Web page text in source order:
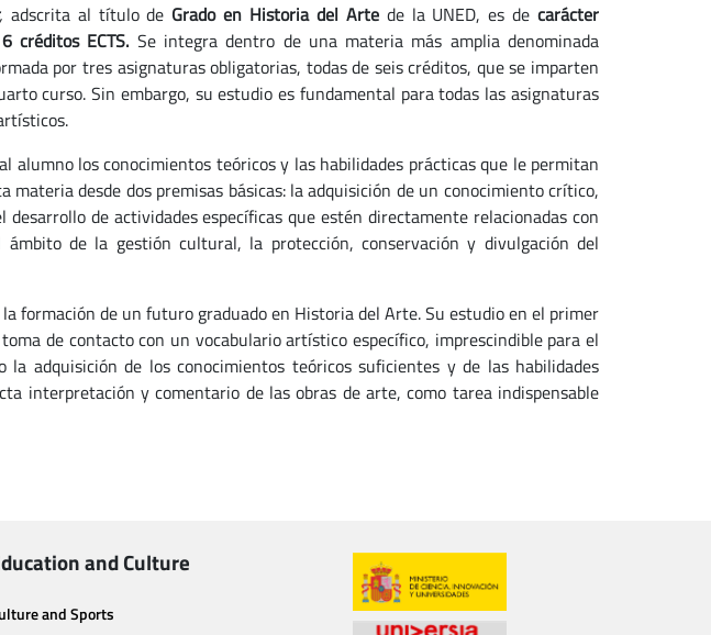
adscrita al título de Grado en Historia del Artede la UNED, es de carácter
6 créditos ECTS. Se integra dentro de una materia más amplia denominada
por tres asignaturas obligatorias, todas de seis créditos, que se imparten
curso. Sin embargo, su estudio es fundamental para todas las asignaturas
alumno los conocimientos teóricos y las habilidades prácticas que le permitan
desde dos premisas básicas: la adquisición de un conocimiento crítico,
de actividades específicas que estén directamente relacionadas con
de la gestión cultural, la protección, conservación y divulgación del
formación de un futuro graduado en Historia del Arte. Su estudio en el primer
de contacto con un vocabulario artístico específico, imprescindible para el
adquisición de los conocimientos teóricos suficientes y de las habilidades
interpretación y comentario de las obras de arte, como tarea indispensable
and Culture
and Sports